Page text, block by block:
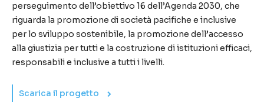
perseguimento dell’obiettivo 16 dell’Agenda 2030, che
riguarda la promozione di società pacifiche e inclusive
per lo sviluppo sostenibile, la promozione dell’accesso
alla giustizia per tutti e la costruzione di istituzioni efficaci,
responsabili e inclusive a tutti i livelli.
Scarica il progetto